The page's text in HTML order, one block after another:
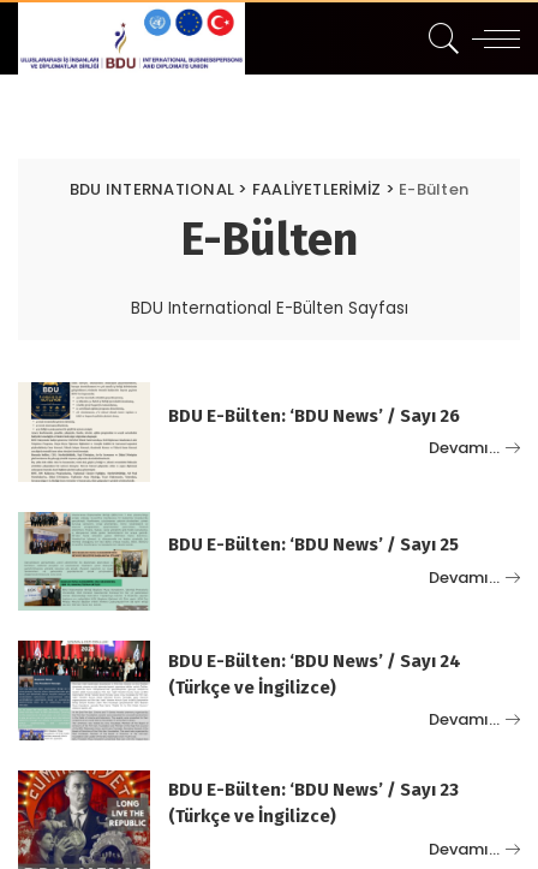
BDU INTERNATIONAL > FAALİYETLERİMİZ > E-Bülten
E-Bülten
BDU International E-Bülten Sayfası
BDU E-Bülten: ‘BDU News’ / Sayı 26
Devamı…
BDU E-Bülten: ‘BDU News’ / Sayı 25
Devamı…
BDU E-Bülten: ‘BDU News’ / Sayı 24
(Türkçe ve İngilizce)
Devamı…
BDU E-Bülten: ‘BDU News’ / Sayı 23
(Türkçe ve İngilizce)
Devamı…